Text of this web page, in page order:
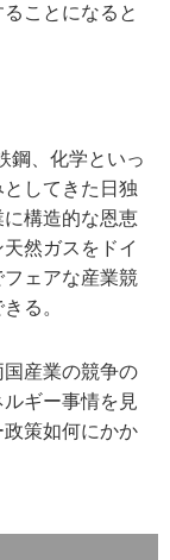
ことになると
鋼、化学といっ
してきた日独
構造的な恩恵
然ガスをドイ
ェアな産業競
る。
産業の競争の
ギー事情を見
策如何にかか